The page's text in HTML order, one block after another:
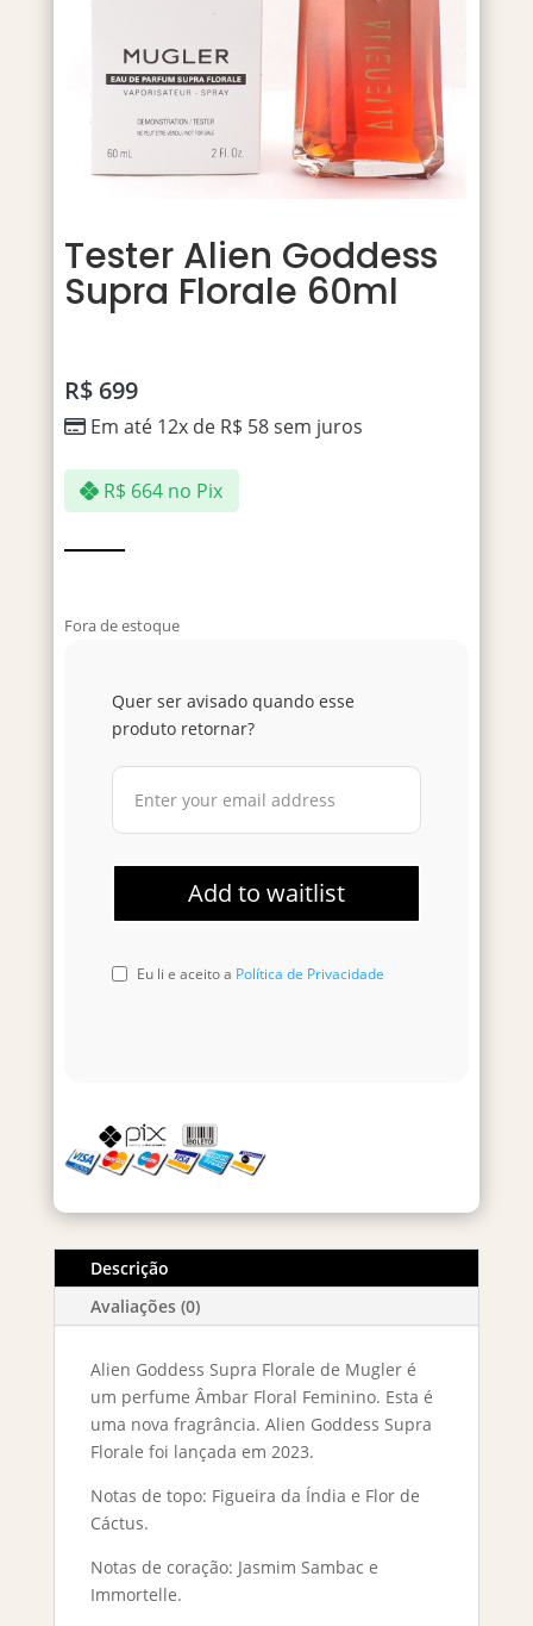
Tester Alien Goddess
Supra Florale 60ml
R$699
Em até 12x de R$ 58sem juros
R$ 664 no Pix
Fora de estoque
Quer ser avisado quando esse
produto retornar?
Eu li e aceito a Política de Privacidade
Descrição
Avaliações (0)
Alien Goddess Supra Florale de Mugler é
um perfume Âmbar Floral Feminino. Esta é
uma nova fragrância. Alien Goddess Supra
Florale foi lançada em 2023.
Notas de topo: Figueira da Índia e Flor de
Cáctus.
Notas de coração: Jasmim Sambac e
Immortelle.